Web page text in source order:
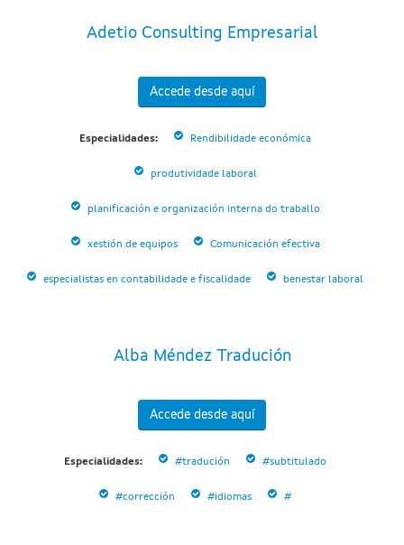
Adetio Consulting Empresarial
Accede desde aquí
Especialidades: Rendibilidade económica
produtividade laboral
planificación e organización interna do traballo
xestión de equipos Comunicación efectiva
especialistas en contabilidade e fiscalidade benestar laboral
Alba Méndez Tradución
Accede desde aquí
Especialidades: #tradución #subtitulado
#corrección #idiomas #